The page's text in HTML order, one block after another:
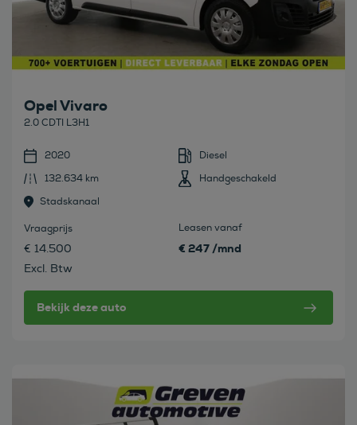
Opel Vivaro
2.0 CDTI L3H1
2020
Diesel
132.634 km
Handgeschakeld
Stadskanaal
Vraagprijs
€ 14.500
Excl. Btw
Leasen vanaf
€ 247 /mnd
Bekijk deze auto
Bekijk deze auto